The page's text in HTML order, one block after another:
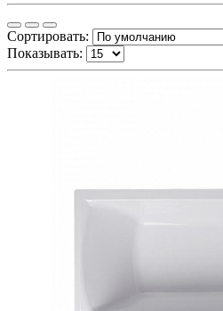
Сортировать:
Показывать: